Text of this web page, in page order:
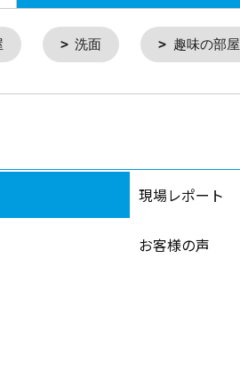
洗面 趣味の部屋
現場レポート
お客様の声